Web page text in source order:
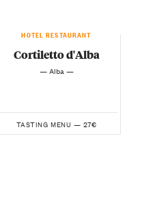
HOTEL RESTAURANT
Cortiletto d'Alba
— Alba —
TASTING MENU — 27€